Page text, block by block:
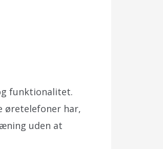
funktionalitet.
øretelefoner har,
uden at